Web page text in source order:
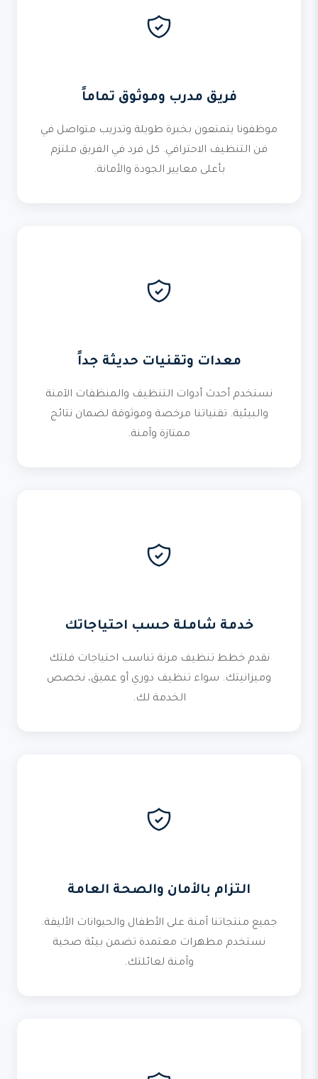
فريق مدرب وموثوق تماماً
موظفونا يتمتعون بخبرة طويلة وتدريب متواصل في
فن التنظيف الاحترافي. كل فرد في الفريق ملتزم
بأعلى معايير الجودة والأمانة.
معدات وتقنيات حديثة جداً
نستخدم أحدث أدوات التنظيف والمنظفات الآمنة
والبيئية. تقنياتنا مرخصة وموثوقة لضمان نتائج
ممتازة وآمنة.
خدمة شاملة حسب احتياجاتك
نقدم خطط تنظيف مرنة تناسب احتياجات فلتك
وميزانيتك. سواء تنظيف دوري أو عميق، نخصص
الخدمة لك.
التزام بالأمان والصحة العامة
جميع منتجاتنا آمنة على الأطفال والحيوانات الأليفة.
نستخدم مطهرات معتمدة تضمن بيئة صحية
وآمنة لعائلتك.